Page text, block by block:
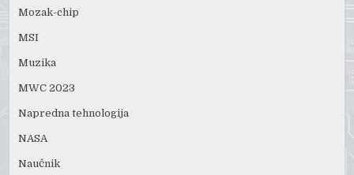
Mozak-chip
MSI
Muzika
MWC 2023
Napredna tehnologija
NASA
Naučnik